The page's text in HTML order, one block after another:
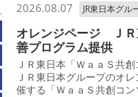
2026.08.07 JR東日本グル
オレンジページ ＪＲ
善プログラム提供
ＪＲ東日本「ＷａａＳ共
ＪＲ東日本グループのオ
催する「ＷａａＳ共創コ